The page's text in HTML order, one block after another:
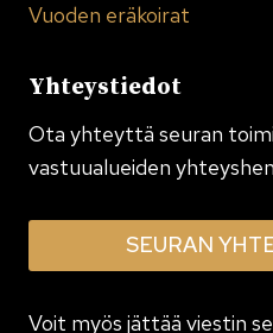
Vuoden eräkoirat
Yhteystiedot
Ota yhteyttä seuran
vastuualueiden
SEURAN
Voit myös jättää viestin